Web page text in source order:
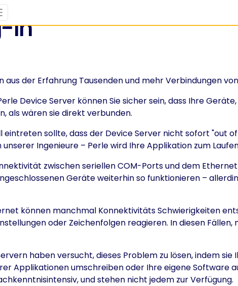
in
aus der Erfahrung Tausenden und mehr Verbindungen
Device Server können Sie sicher sein, dass Ihre
als wären sie direkt verbunden.
eintreten sollte, dass der Device Server nicht sofort "out
unserer Ingenieure – Perle wird Ihre Applikation zum
zwischen seriellen COM-Ports und dem
Geräte weiterhin so funktionieren –
können manchmal Konnektivitäts Schwierigkeiten
oder Zeichenfolgen reagieren. In diesen
haben versucht, dieses Problem zu lösen, indem sie
Applikationen umschreiben oder Ihre eigene Software
und stehen nicht jedem zur Verfügung.